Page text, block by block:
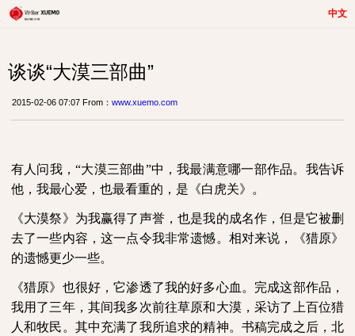
中文
谈谈“大漠三部曲”
2015-02-06 07:07 From： www.xuemo.com
有人问我，“大漠三部曲”中，我最满意哪一部作品。我告诉
他，我最心爱，也最看重的，是《白虎关》。
《大漠祭》为我赢得了声誉，也是我的成名作，但是它被删
去了一些内容，这一点令我非常遗憾。相对来说，《猎原》
的遗憾更少一些。
《猎原》也很好，它渗透了我的好多心血。完成这部作品，
我用了三年，其间我多次前往草原和大漠，采访了上百位猎
人和牧民。其中充满了我所追求的精神。书稿完成之后，北